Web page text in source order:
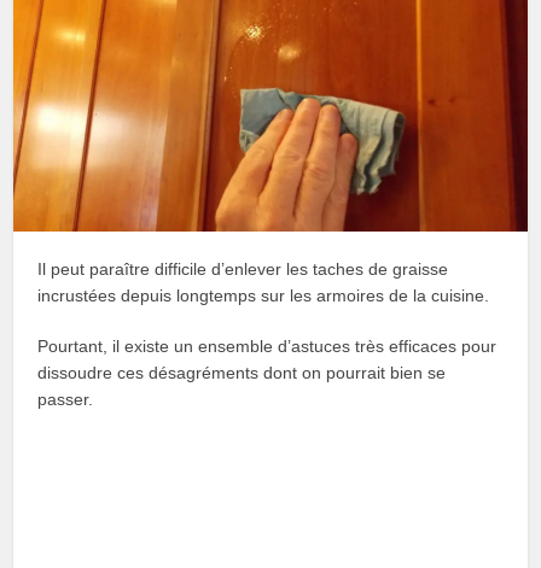
Il peut paraître difficile d’enlever les taches de graisse
incrustées depuis longtemps sur les armoires de la cuisine.
Pourtant, il existe un ensemble d’astuces très efficaces pour
dissoudre ces désagréments dont on pourrait bien se
passer.